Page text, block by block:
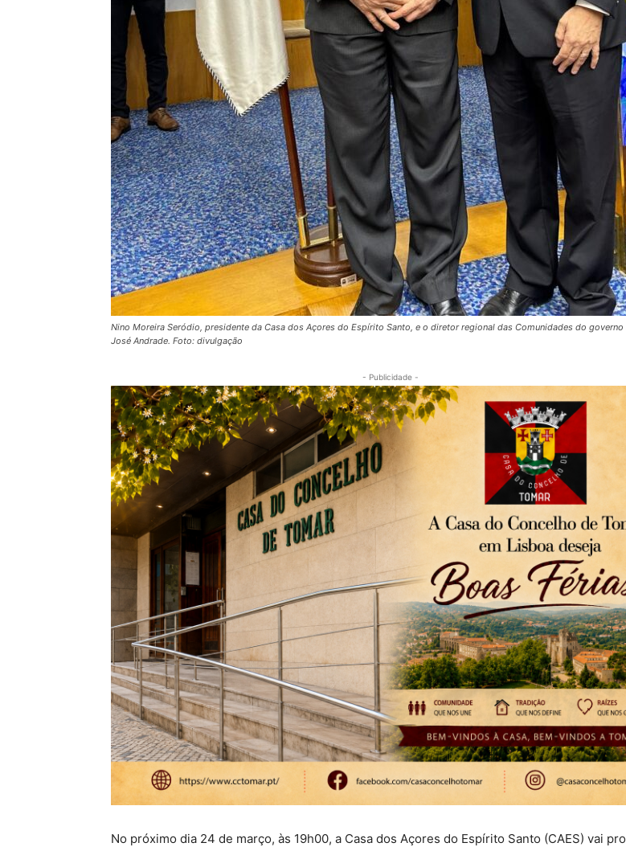
Nino Moreira Seródio, presidente da Casa dos Açores do Espírito Santo, e o diretor regional das Comunidades do governo
José Andrade. Foto: divulgação
- Publicidade -
No próximo dia 24 de março, às 19h00, a Casa dos Açores do Espírito Santo (CAES) vai